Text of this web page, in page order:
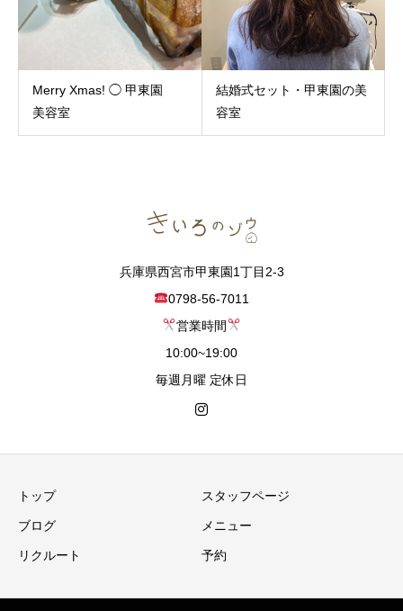
Merry Xmas! ◯ 甲東園
美容室
結婚式セット・甲東園の美
容室
兵庫県西宮市甲東園1丁目2-3
0798-56-7011
営業時間
10:00~19:00
毎週月曜 定休日
トップ スタッフページ
ブログ メニュー
リクルート 予約